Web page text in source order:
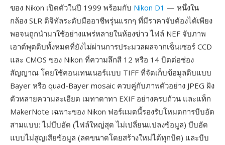
ของ Nikon เปิดตัวในปี 1999 พร้อมกับ Nikon D1 — หนึ่งใน
กล้อง SLR ดิจิทัลระดับมืออาชีพรุ่นแรกๆ ที่มีราคาจับต้องได้เพียง
พอจนถูกนำมาใช้อย่างแพร่หลายในห้องข่าว ไฟล์ NEF จับภาพ
เอาต์พุตดิบทั้งหมดที่ยังไม่ผ่านการประมวลผลจากเซ็นเซอร์ CCD
และ CMOS ของ Nikon ที่ความลึกสี 12 หรือ 14 บิตต่อช่อง
สัญญาณ โดยใช้คอนเทนเนอร์แบบ TIFF ที่จัดเก็บข้อมูลดิบแบบ
Bayer หรือ quad-Bayer mosaic ควบคู่กับภาพตัวอย่าง JPEG ฝัง
ตัวหลายความละเอียด เมทาดาทา EXIF อย่างครบถ้วน และแท็ก
MakerNote เฉพาะของ Nikon ฟอร์แมตนี้รองรับโหมดการบีบอัด
สามแบบ: ไม่บีบอัด (ไฟล์ใหญ่สุด ไม่เปลี่ยนแปลงข้อมูล) บีบอัด
แบบไม่สูญเสียข้อมูล (ลดขนาดโดยสร้างใหม่ได้ทุกบิต) และบีบ